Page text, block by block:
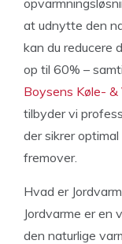
at udnytte den
kan du reducere
op til 60% –
Boysens Køle-
tilbyder vi
der sikrer
fremover.
Hvad er
Jordvarme er en
den naturlige